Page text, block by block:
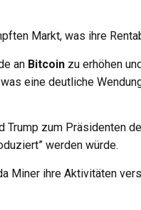
Markt, was ihre
an Bitcoin zu erhöhen
eine deutliche
zum Präsidenten
werden würde.
Miner ihre Aktivitäten